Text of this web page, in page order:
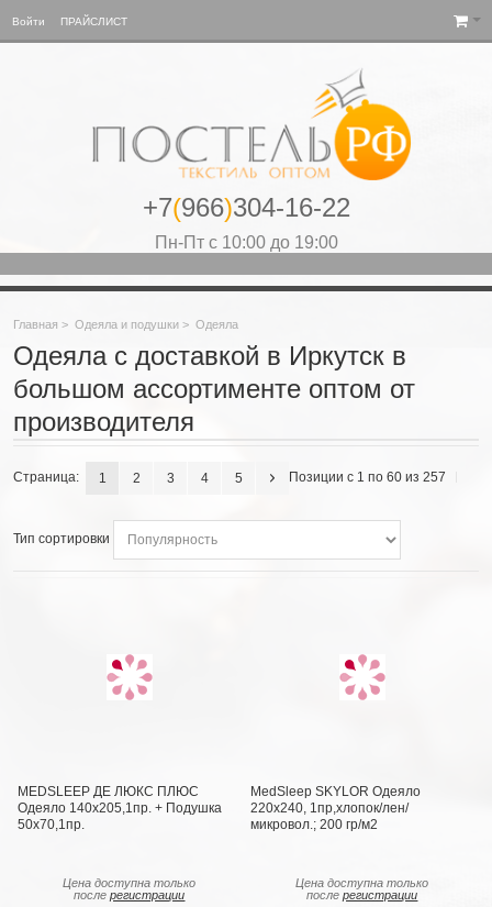
Войти ПРАЙСЛИСТ
+7(966)304-16-22
Пн-Пт с 10:00 до 19:00
Главная > Одеяла и подушки > Одеяла
Одеяла с доставкой в Иркутск в
большом ассортименте оптом от
производителя
Позиции с 1 по 60 из 257
Страница: 1 2 3 4 5
Тип сортировки
MEDSLEEP ДЕ ЛЮКС ПЛЮС
Одеяло 140х205,1пр. + Подушка
50х70,1пр.
Цена доступна только
послерегистрации
MedSleep SKYLOR Одеяло
220х240, 1пр,хлопок/лен/
микровол.; 200 гр/м2
Цена доступна только
послерегистрации